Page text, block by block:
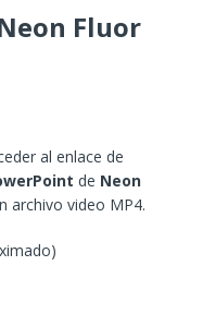
Fluor
al enlace de
de Neon
archivo video MP4.